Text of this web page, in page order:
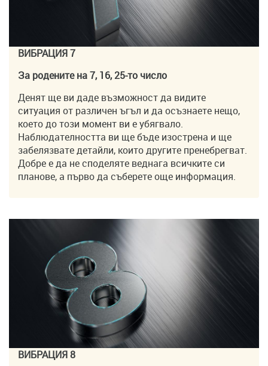
ВИБРАЦИЯ 7
За родените на 7, 16, 25-то число
Денят ще ви даде възможност да видите
ситуация от различен ъгъл и да осъзнаете нещо,
което до този момент ви е убягвало.
Наблюдателността ви ще бъде изострена и ще
забелязвате детайли, които другите пренебрегват.
Добре е да не споделяте веднага всичките си
планове, а първо да съберете още информация.
ВИБРАЦИЯ 8